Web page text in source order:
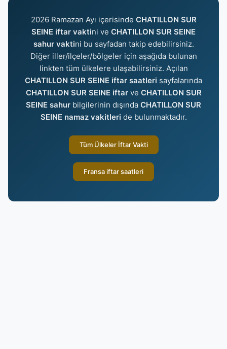
2026 Ramazan Ayı içerisinde CHATILLON SUR
SEINE iftar vaktini ve CHATILLON SUR SEINE
sahur vaktini bu sayfadan takip edebilirsiniz.
Diğer iller/ilçeler/bölgeler için aşağıda bulunan
linkten tüm ülkelere ulaşabilirsiniz. Açılan
CHATILLON SUR SEINE iftar saatleri sayfalarında
CHATILLON SUR SEINE iftarve CHATILLON SUR
SEINE sahur bilgilerinin dışında CHATILLON SUR
SEINE namaz vakitleri de bulunmaktadır.
Tüm Ülkeler İftar Vakti
Fransa iftar saatleri